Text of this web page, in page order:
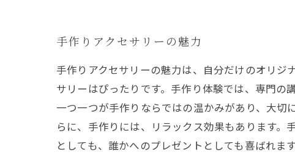
手作りアクセサリーの魅力
手作りアクセサリーの魅力は、自分だけのオリジ
サリーはぴったりです。手作り体験では、専門の
一つ一つが手作りならではの温かみがあり、大切
らに、手作りには、リラックス効果もあります
としても、誰かへのプレゼントとしても喜ばれま